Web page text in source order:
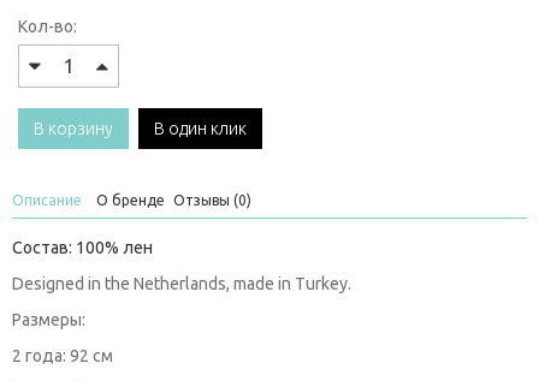
Кол-во:
В корзину В один клик
Описание О бренде Отзывы (0)
Состав: 100% лен
Designed in the Netherlands, made in Turkey.
Размеры:
2 года: 92 см